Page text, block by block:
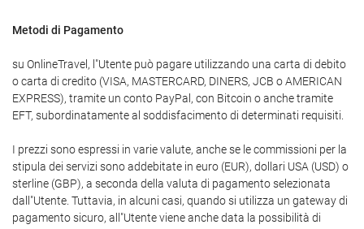
Metodi di Pagamento
su OnlineTravel, l"Utente può pagare utilizzando una carta di debito
o carta di credito (VISA, MASTERCARD, DINERS, JCB o AMERICAN
EXPRESS), tramite un conto PayPal, con Bitcoin o anche tramite
EFT, subordinatamente al soddisfacimento di determinati requisiti.
I prezzi sono espressi in varie valute, anche se le commissioni per la
stipula dei servizi sono addebitate in euro (EUR), dollari USA (USD) o
sterline (GBP), a seconda della valuta di pagamento selezionata
dall"Utente. Tuttavia, in alcuni casi, quando si utilizza un gateway di
pagamento sicuro, all"Utente viene anche data la possibilità di